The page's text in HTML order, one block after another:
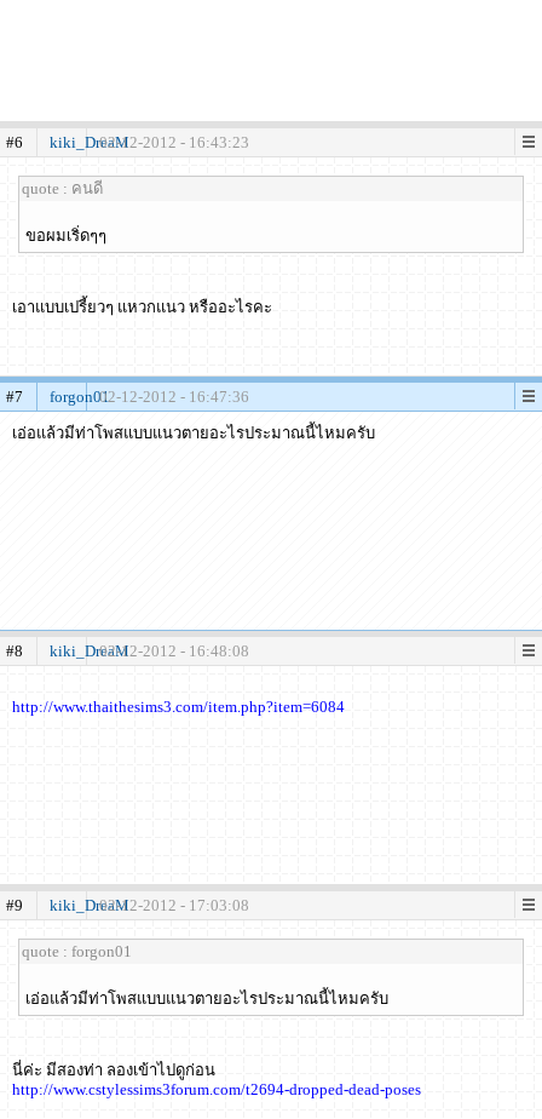
#6 kiki_DreaM02-12-2012 - 16:43:23
quote : คนดี
ขอผมเริ่ดๆๆ
เอาแบบเปรี้ยวๆ แหวกแนว หรืออะไรคะ
#7 forgon0102-12-2012 - 16:47:36
เอ่อแล้วมีท่าโพสแบบแนวตายอะไรประมาณนี้ไหมครับ
#8 kiki_DreaM02-12-2012 - 16:48:08
http://www.thaithesims3.com/item.php?item=6084
#9 kiki_DreaM02-12-2012 - 17:03:08
quote : forgon01
เอ่อแล้วมีท่าโพสแบบแนวตายอะไรประมาณนี้ไหมครับ
นี่ค่ะ มีสองท่า ลองเข้าไปดูก่อน
http://www.cstylessims3forum.com/t2694-dropped-dead-poses